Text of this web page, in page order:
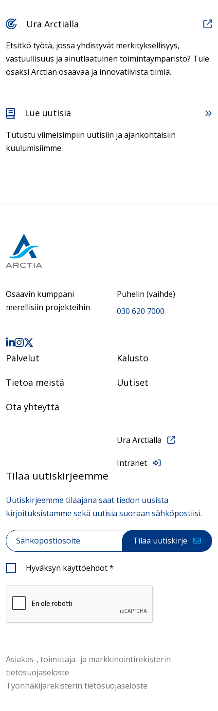
Ura Arctialla
Etsitkö työtä, jossa yhdistyvät merkityksellisyys,
vastuullisuus ja ainutlaatuinen toimintaympäristö? Tule
osaksi Arctian osaavaa ja innovatiivista tiimiä.
Lue uutisia
Tutustu viimeisimpiin uutisiin ja ajankohtaisiin
kuulumisiimme.
Osaavin kumppani
merellisiin projekteihin
Puhelin (vaihde)
030 620 7000
Palvelut Kalusto
Tietoa meistä Uutiset
Ota yhteyttä
Ura Arctialla
Intranet
Tilaa uutiskirjeemme
Uutiskirjeemme tilaajana saat tiedon uusista
kirjoituksistamme sekä uutisia suoraan sähköpostiisi.
Sähköposti * Tilaa uutiskirje
Hyväksyn käyttöehdot*
Asiakas-, toimittaja- ja markkinointirekisterin
tietosuojaseloste
Työnhakijarekisterin tietosuojaseloste